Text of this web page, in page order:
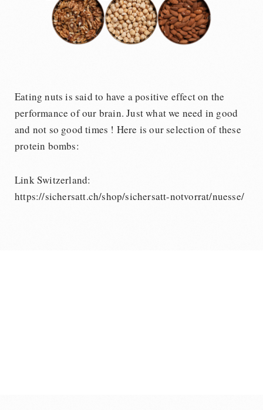
Eating nuts is said to have a positive effect on the
performance of our brain. Just what we need in good
and not so good times ! Here is our selection of these
protein bombs:
Link Switzerland:
https://sichersatt.ch/shop/sichersatt-notvorrat/nuesse/